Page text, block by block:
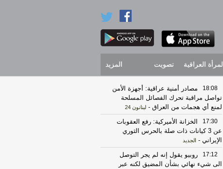
المرأة العراقية تصويت المزيد
18:08
مصادر أمنية عراقية: أجهزة الأمن
تواصل مراقبة تحرك الفصائل المسلحة
لمنع أي هجمات من العراق - لبنانون 24
17:30
الخزانة الأميركية: رفع العقوبات
عن 3 كيانات ذات صلة بالحرس الثوري
الإيراني - الجديد
17:12
روبيو يقول إنه لم يجر التوصل
الى شيء نهائي بشأن المضيق لكنه عبر